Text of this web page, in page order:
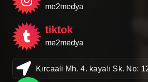
me2medya
Kırcaali Mh. 4. kayalı Sk. No:
tiktok
me2medya